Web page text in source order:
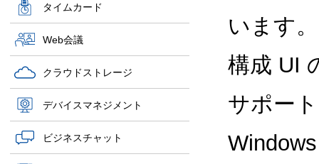
タイムカード
Web会議
クラウドストレージ
デバイスマネジメント
ビジネスチャット
います。
構成 UI
サポー